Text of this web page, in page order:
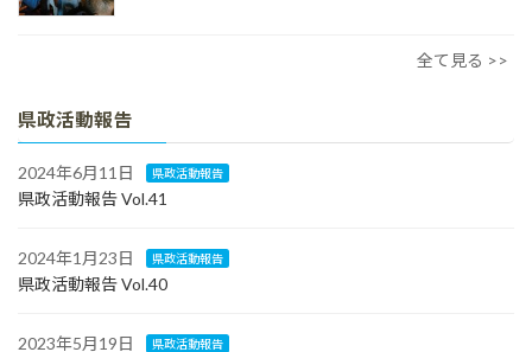
全て見る >>
県政活動報告
2024年6月11日 県政活動報告
県政活動報告 Vol.41
2024年1月23日 県政活動報告
県政活動報告 Vol.40
2023年5月19日 県政活動報告